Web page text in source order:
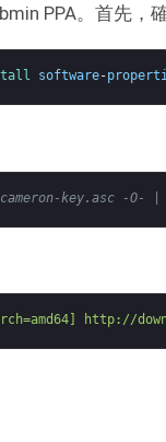
PPA。首先，
software-
jcameron-key.asc -O-
http://